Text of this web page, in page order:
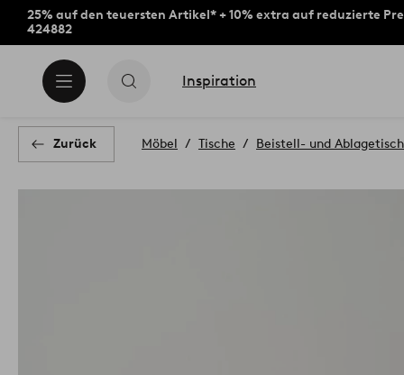
25% auf den teuersten Artikel* + 10% extra auf reduzierte
424882
Inspiration
Zurück Möbel Tische Beistell- und